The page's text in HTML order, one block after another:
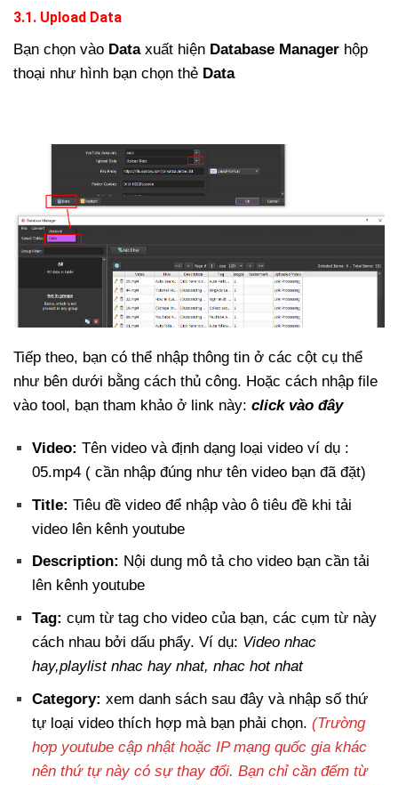
3.1. Upload Data
Bạn chọn vào Dataxuất hiện Database Manager hộp
thoại như hình bạn chọn thẻ Data
Tiếp theo, bạn có thể nhập thông tin ở các cột cụ thể
như bên dưới bằng cách thủ công. Hoặc cách nhập file
vào tool, bạn tham khảo ở link này: click vào đây
Video: Tên video và định dạng loại video ví dụ :
05.mp4 ( cần nhập đúng như tên video bạn đã đặt)
Title: Tiêu đề video để nhập vào ô tiêu đề khi tải
video lên kênh youtube
Description: Nội dung mô tả cho video bạn cần tải
lên kênh youtube
Tag: cụm từ tag cho video của bạn, các cụm từ này
cách nhau bởi dấu phẩy. Ví dụ: Video nhac
hay,playlist nhac hay nhat, nhac hot nhat
Category: xem danh sách sau đây và nhập số thứ
tự loại video thích hợp mà bạn phải chọn. (Trường
hợp youtube cập nhật hoặc IP mạng quốc gia khác
nên thứ tự này có sự thay đổi. Bạn chỉ cần đếm từ